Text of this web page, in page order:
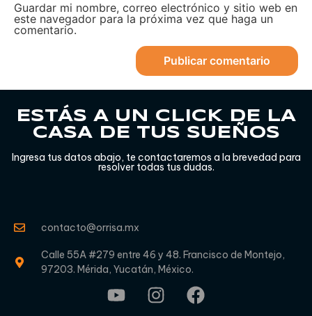
Guardar mi nombre, correo electrónico y sitio web en
este navegador para la próxima vez que haga un
comentario.
ESTÁS A UN CLICK DE LA
CASA DE TUS SUEÑOS
Ingresa tus datos abajo, te contactaremos a la brevedad para
resolver todas tus dudas.
contacto@orrisa.mx
Calle 55A #279 entre 46 y 48. Francisco de Montejo,
97203. Mérida, Yucatán, México.